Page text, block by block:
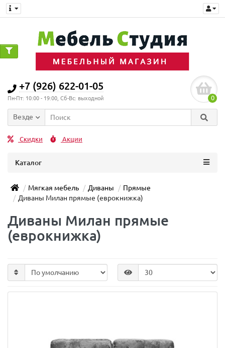
+7 (926) 622-01-05
Пн-Пт: 10:00 - 19:00, Сб-Вс: выходной 0
Везде
Скидки Акции
Каталог
Мягкая мебель Диваны
Прямые
Диваны Милан прямые (еврокнижка)
Диваны Милан прямые
(еврокнижка)